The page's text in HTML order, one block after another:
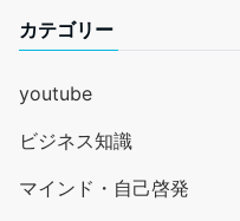
カテゴリー
youtube
ビジネス知識
マインド・自己啓発